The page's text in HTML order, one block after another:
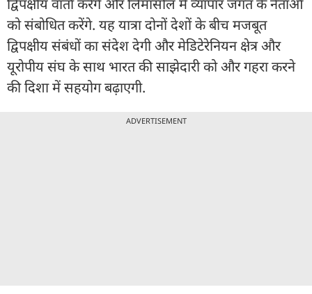
को संबोधित करेंगे. यह यात्रा दोनों देशों के बीच मजबूत
द्विपक्षीय संबंधों का संदेश देगी और मेडिटेरेनियन क्षेत्र और
यूरोपीय संघ के साथ भारत की साझेदारी को और गहरा करने
की दिशा में सहयोग बढ़ाएगी.
ADVERTISEMENT